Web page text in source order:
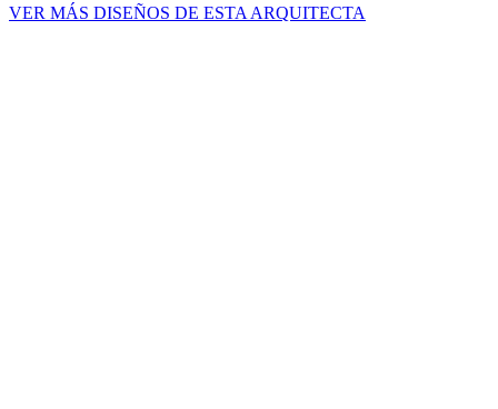
VER MÁS DISEÑOS DE ESTA ARQUITECTA